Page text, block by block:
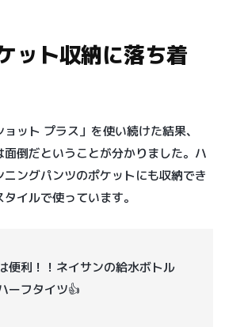
ット収納に落ち着
ット プラス」を使い続けた結果、
倒だということが分かりました。ハ
ングパンツのポケットにも収納でき
イルで使っています。
便利！！ネイサンの給水ボトル
ーフタイツ👍